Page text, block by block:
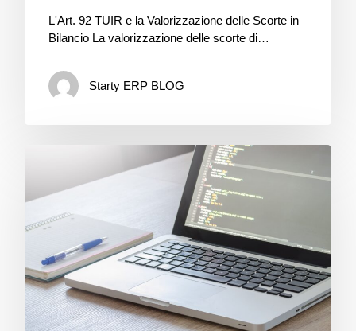
L'Art. 92 TUIR e la Valorizzazione delle Scorte in
Bilancio La valorizzazione delle scorte di…
Starty ERP BLOG